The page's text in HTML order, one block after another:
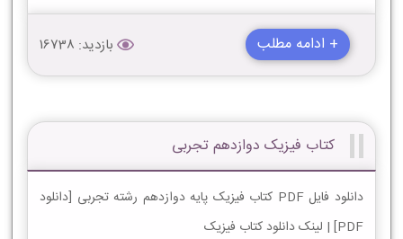
+ ادامه مطلب بازدید: 16738
کتاب فیزیک دوازدهم تجربی
دانلود فایل PDF کتاب فیزیک پایه دوازدهم رشته تجربی [دانلود
PDF] | لینک دانلود کتاب فیزیک